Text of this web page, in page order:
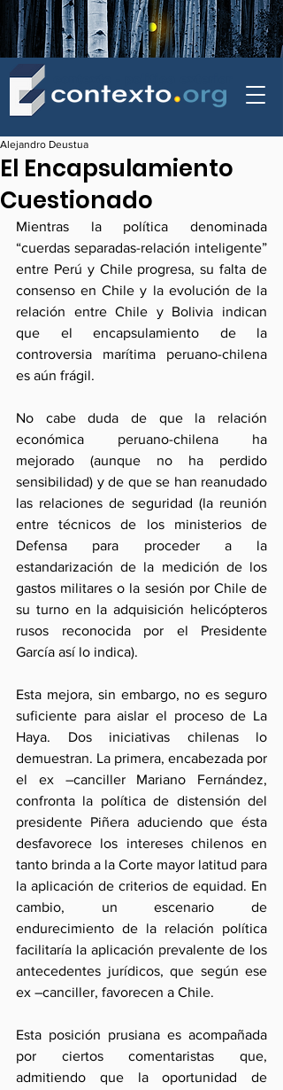
El Encapsulamiento
Cuestionado
Alejandro Deustua
Mientras la política denominada
“cuerdas separadas-relación inteligente”
entre Perú y Chile progresa, su falta de
consenso en Chile y la evolución de la
relación entre Chile y Bolivia indican
que el encapsulamiento de la
controversia marítima peruano-chilena
es aún frágil.
No cabe duda de que la relación
económica peruano-chilena ha
mejorado (aunque no ha perdido
sensibilidad) y de que se han reanudado
las relaciones de seguridad (la reunión
entre técnicos de los ministerios de
Defensa para proceder a la
estandarización de la medición de los
gastos militares o la sesión por Chile de
su turno en la adquisición helicópteros
rusos reconocida por el Presidente
García así lo indica).
Esta mejora, sin embargo, no es seguro
suficiente para aislar el proceso de La
Haya. Dos iniciativas chilenas lo
demuestran. La primera, encabezada por
el ex –canciller Mariano Fernández,
confronta la política de distensión del
presidente Piñera aduciendo que ésta
desfavorece los intereses chilenos en
tanto brinda a la Corte mayor latitud para
la aplicación de criterios de equidad. En
cambio, un escenario de
endurecimiento de la relación política
facilitaría la aplicación prevalente de los
antecedentes jurídicos, que según ese
ex –canciller, favorecen a Chile.
Esta posición prusiana es acompañada
por ciertos comentaristas que,
admitiendo que la oportunidad de